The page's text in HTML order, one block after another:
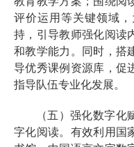
评价运用等关键领域
持，引导教师强化阅读
和教学能力。同时，搭
导优秀课例资源库，促
指导队伍专业化发展。
（五）强化数字
字化阅读。有效利用国